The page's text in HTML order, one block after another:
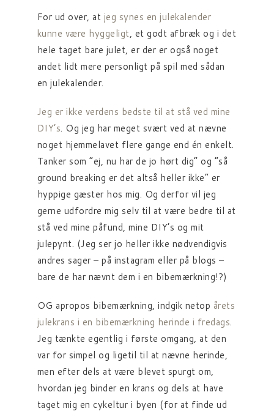
For ud over, at jeg synes en julekalender
kunne være hyggeligt, et godt afbræk og i det
hele taget bare julet, er der er også noget
andet lidt mere personligt på spil med sådan
en julekalender.
Jeg er ikke verdens bedste til at stå ved mine
DIY’s. Og jeg har meget svært ved at nævne
noget hjemmelavet flere gange end én enkelt.
Tanker som “ej, nu har de jo hørt dig” og “så
ground breaking er det altså heller ikke” er
hyppige gæster hos mig. Og derfor vil jeg
gerne udfordre mig selv til at være bedre til at
stå ved mine påfund, mine DIY’s og mit
julepynt. (Jeg ser jo heller ikke nødvendigvis
andres sager – på instagram eller på blogs –
bare de har nævnt dem i en bibemærkning!?)
OG apropos bibemærkning, indgik netop årets
julekrans i en bibemærkning herinde i fredags.
Jeg tænkte egentlig i første omgang, at den
var for simpel og ligetil til at nævne herinde,
men efter dels at være blevet spurgt om,
hvordan jeg binder en krans og dels at have
taget mig en cykeltur i byen (for at finde ud